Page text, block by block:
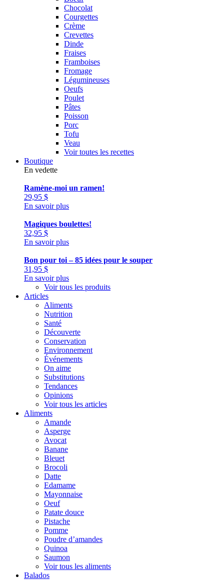
Chocolat
Courgettes
Crème
Crevettes
Dinde
Fraises
Framboises
Fromage
Légumineuses
Oeufs
Poulet
Pâtes
Poisson
Porc
Tofu
Veau
Voir toutes les recettes
Boutique
En vedette
Ramène-moi un ramen!
29,95 $
En savoir plus
Magiques boulettes!
32,95 $
En savoir plus
Bon pour toi – 85 idées pour le souper
31,95 $
En savoir plus
Voir tous les produits
Articles
Aliments
Nutrition
Santé
Découverte
Conservation
Environnement
Événements
On aime
Substitutions
Tendances
Opinions
Voir tous les articles
Aliments
Amande
Asperge
Avocat
Banane
Bleuet
Brocoli
Datte
Edamame
Mayonnaise
Oeuf
Patate douce
Pistache
Pomme
Poudre d’amandes
Quinoa
Saumon
Voir tous les aliments
Balados